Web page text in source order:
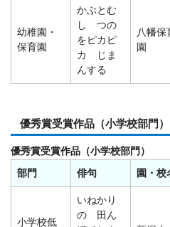
幼稚園・
保育園
かぶとむ
し つの
をピカピ
カ じま
んする
八幡保
園
優秀賞受賞作品（小学校部門
優秀賞受賞作品（小学校部門）
部門
俳句 園・校
小学校低
いねかり
の 田ん